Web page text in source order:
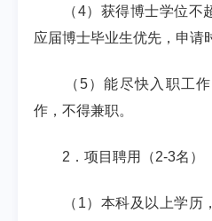
（4）获得博士学位不
应届博士毕业生优先，申请
（5）能尽快入职工
作，不得兼职。
2 ．项目聘用（2-3名）
（ 1）本科及以上学历